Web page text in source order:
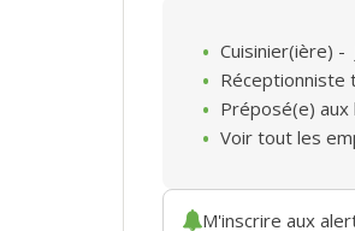
Cuisinier(ière) -
Réceptionniste
Préposé(e)
Voir tout les
M'inscrire aux